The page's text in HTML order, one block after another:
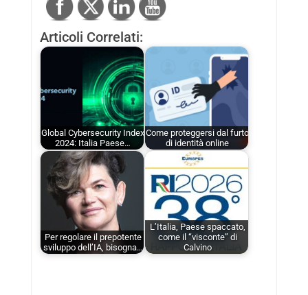
Articoli Correlati:
Global Cybersecurity Index
2024: Italia Paese…
Come proteggersi dal furto
di identità online
Per regolare il prepotente
sviluppo dell’IA, bisogna…
L’Italia, Paese spaccato,
come il “visconte” di
Calvino